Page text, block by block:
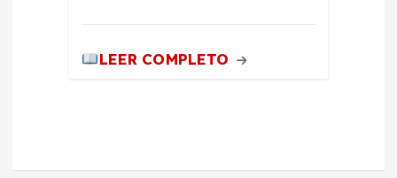
LEER COMPLETO